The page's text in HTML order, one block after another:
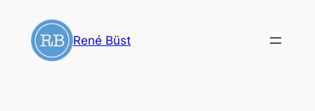
Inhalt
springen
René Büst